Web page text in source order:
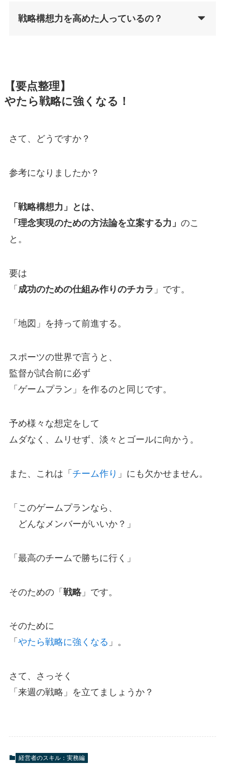
戦略構想力を高めた人っているの？
【要点整理】
やたら戦略に強くなる！
さて、どうですか？
参考になりましたか？
「戦略構想力」とは、
「理念実現のための方法論を立案する力」 のこ
と。
要は
「 成功のための仕組み作りのチカラ 」です。
「地図」を持って前進する。
スポーツの世界で言うと、
監督が試合前に必ず
「ゲームプラン」を作るのと同じです。
予め様々な想定をして
ムダなく、ムリせず、淡々とゴールに向かう。
また、これは「 チーム作り 」にも欠かせません。
「このゲームプランなら、
どんなメンバーがいいか？」
「最高のチームで勝ちに行く」
そのための「 戦略」です。
そのために
「 やたら戦略に強くなる 」。
さて、さっそく
「来週の戦略」を立てましょうか？
経営者のスキル：実務編